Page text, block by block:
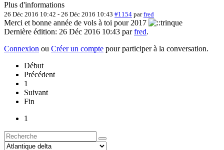
Plus d'informations
26 Déc 2016 10:42 - 26 Déc 2016 10:43 #1154 parfred
Merci et bonne année de vols à toi pour 2017
Dernière édition: 26 Déc 2016 10:43 parfred.
Connexion ou Créer un compte pour participer à la conversation.
Début
Précédent
1
Suivant
Fin
1